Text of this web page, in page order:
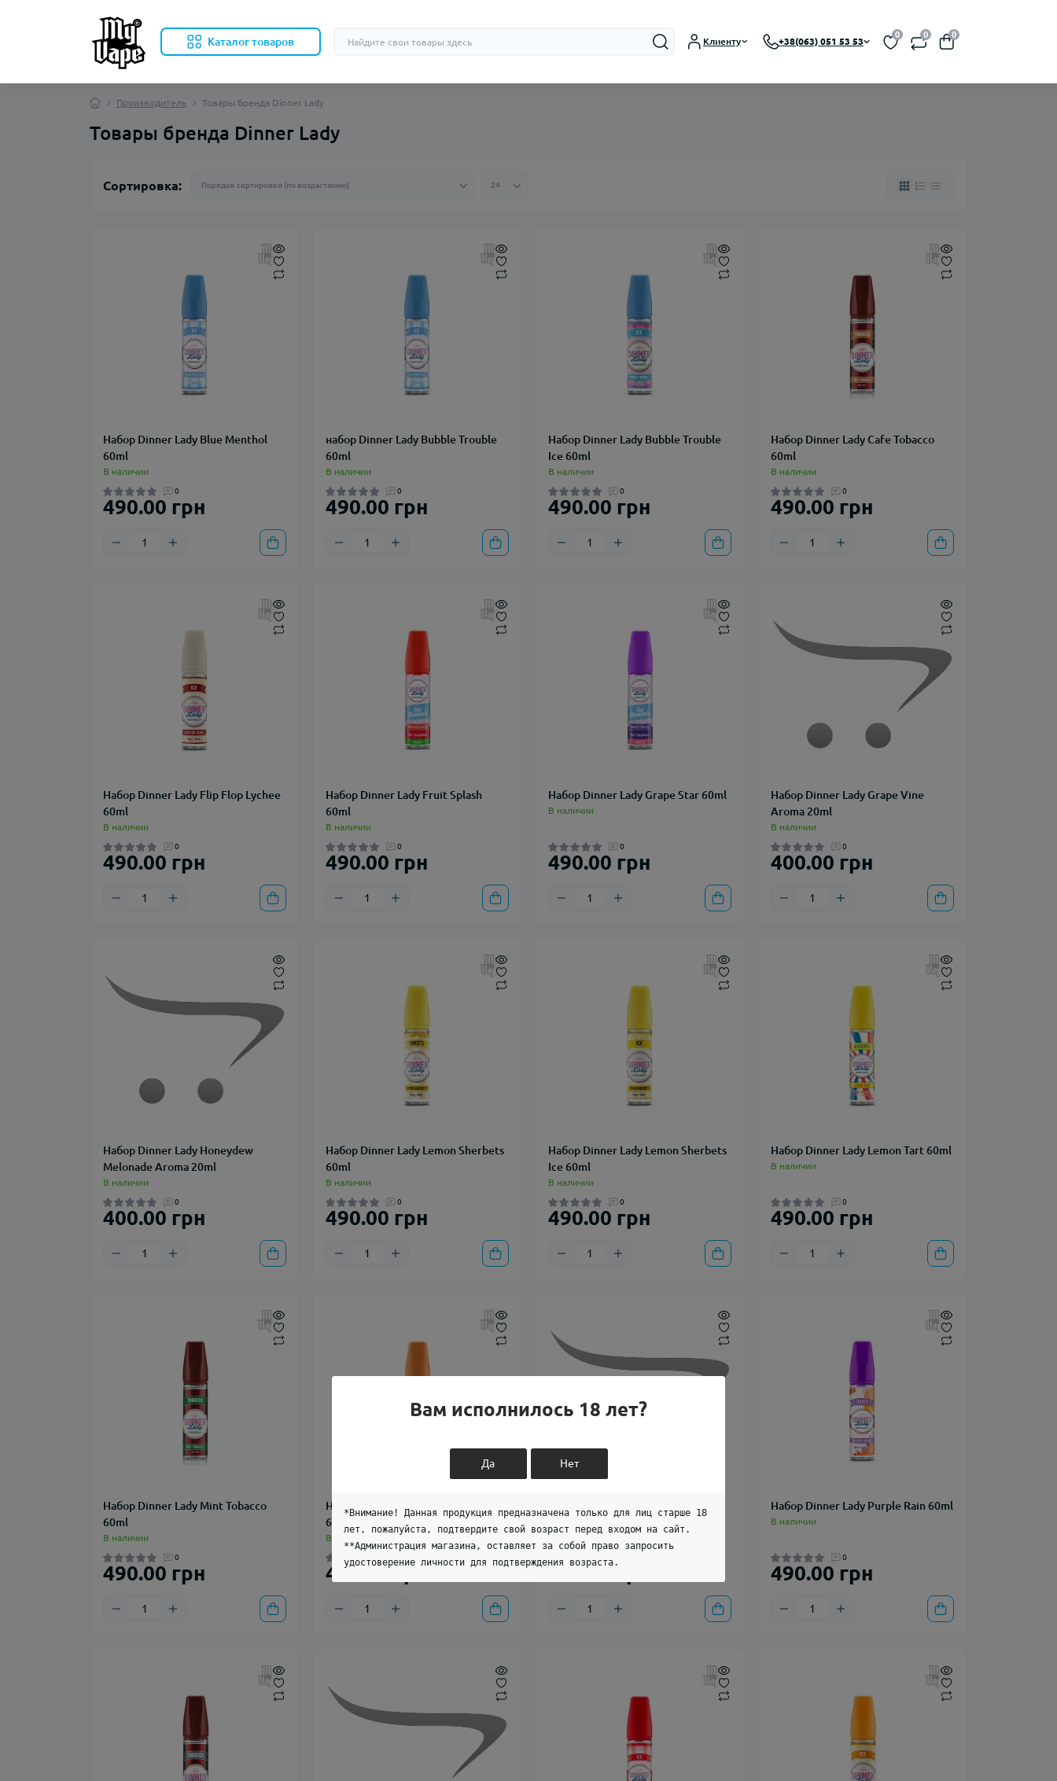
Каталог товаров
Ароматизаторы
Клиенту +38(063) 051 53 53
0 0 0
Производитель Товары бренда Dinner Lady
Товары бренда Dinner Lady
Сортировка:
Набор Dinner Lady Blue Menthol
60ml
В наличии
0
490.00 грн
набор Dinner Lady Bubble Trouble
60ml
В наличии
0
490.00 грн
Набор Dinner Lady Bubble Trouble
Ice 60ml
В наличии
0
490.00 грн
Набор Dinner Lady Cafe Tobacco
60ml
В наличии
0
490.00 грн
Набор Dinner Lady Flip Flop Lychee
60ml
В наличии
0
490.00 грн
Набор Dinner Lady Fruit Splash
60ml
В наличии
0
490.00 грн
Набор Dinner Lady Grape Star 60ml
В наличии
0
490.00 грн
Набор Dinner Lady Grape Vine
Aroma 20ml
В наличии
0
400.00 грн
Набор Dinner Lady Honeydew
Melonade Aroma 20ml
В наличии
0
400.00 грн
Набор Dinner Lady Lemon Sherbets
60ml
В наличии
0
490.00 грн
Набор Dinner Lady Lemon Sherbets
Ice 60ml
В наличии
0
490.00 грн
Набор Dinner Lady Lemon Tart 60ml
В наличии
0
490.00 грн
Набор Dinner Lady Mint Tobacco
60ml
В наличии
0
490.00 грн
Набор Dinner Lady Peach Bubble
60ml
В наличии
490.00 грн
В наличии
400.00 грн
Набор Dinner Lady Purple Rain 60ml
В наличии
0
490.00 грн
Вам исполнилось 18 лет?
Да Нет
*Внимание! Данная продукция предназначена только для лиц старше 18
лет, пожалуйста, подтвердите свой возраст перед входом на сайт.
**Администрация магазина, оставляет за собой право запросить
удостоверение личности для подтверждения возраста.